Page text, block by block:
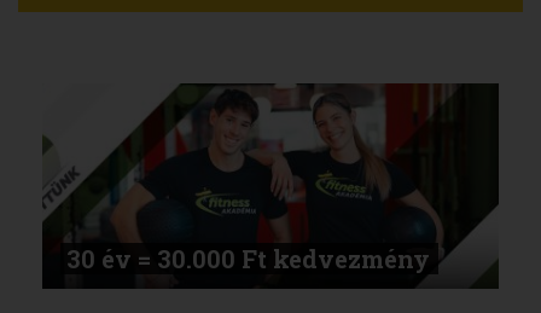
30 év = 30.000 Ft kedvezmény